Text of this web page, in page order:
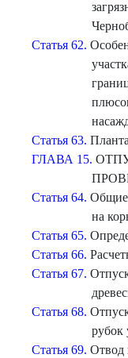
Статья 62.
Статья 63.
ГЛАВА 15.
Статья 64. Общие
на
Статья 65.
Статья 66.
Статья 67.
Статья 68.
рубок
Статья 69. Отвод